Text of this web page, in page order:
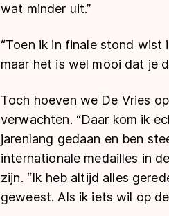
wat minder uit.”
“Toen ik in finale stond wist
maar het is wel mooi dat je
Toch hoeven we De Vries
verwachten. “Daar kom ik
jarenlang gedaan en ben
internationale medailles in
zijn. “Ik heb altijd alles
geweest. Als ik iets wil op